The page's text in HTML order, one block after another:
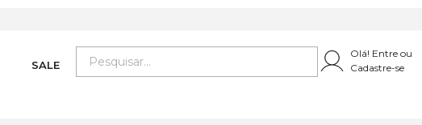
SALE
Olá! Entre ou
Cadastre-se